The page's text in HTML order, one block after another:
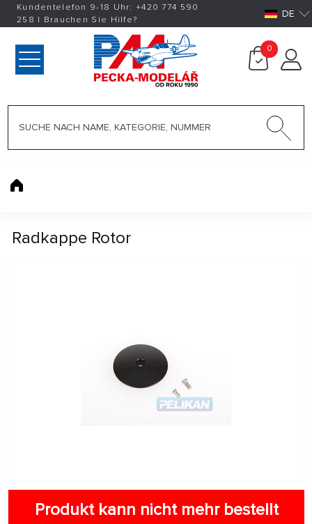
Kundentelefon 9-18 Uhr: +420774 590
258 | Brauchen Sie Hilfe? DE
0
Radkappe Rotor
Produkt kann nicht mehr bestellt